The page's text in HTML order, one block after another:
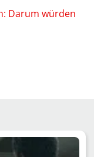
Darum würden